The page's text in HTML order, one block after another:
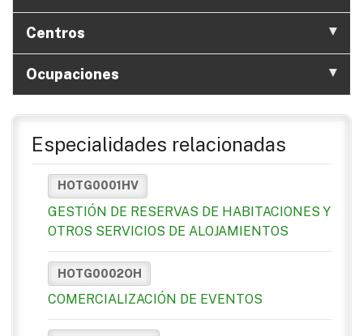
Centros
Ocupaciones
Especialidades relacionadas
HOTG0001HV
GESTIÓN DE RESERVAS DE HABITACIONES Y
OTROS SERVICIOS DE ALOJAMIENTOS
HOTG0002OH
COMERCIALIZACIÓN DE EVENTOS